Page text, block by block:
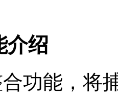
介绍
功能，将